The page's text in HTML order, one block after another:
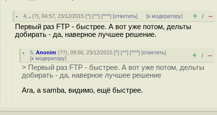
4 ,. (?), 04:57, 23/12/2015 [^] [^^] [^^^] [ответить] [к модератору] + / –
Первый раз FTP - быстрее. А вот уже потом, дельты
добирать - да, наверное лучшее решение.
5 ,Anonim (??), 09:56, 23/12/2015 [^] [^^] [^^^] [ответить]
[к модератору] + / –
> Первый раз FTP - быстрее. А вот уже потом, дельты
добирать - да, наверное лучшее решение
Ага, а samba, видимо, ещё быстрее.